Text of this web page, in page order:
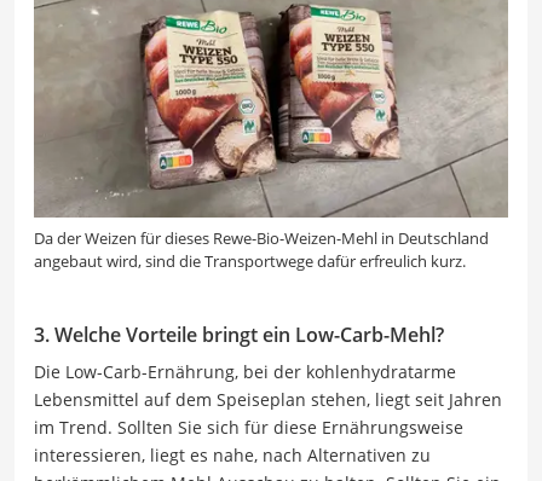
Da der Weizen für dieses Rewe-Bio-Weizen-Mehl in Deutschland
angebaut wird, sind die Transportwege dafür erfreulich kurz.
3. Welche Vorteile bringt ein Low-Carb-Mehl?
Die Low-Carb-Ernährung, bei der kohlenhydratarme
Lebensmittel auf dem Speiseplan stehen, liegt seit Jahren
im Trend. Sollten Sie sich für diese Ernährungsweise
interessieren, liegt es nahe, nach Alternativen zu